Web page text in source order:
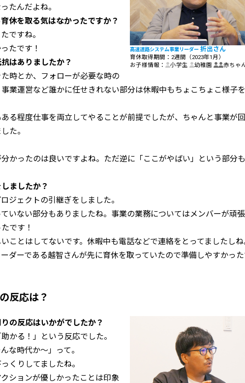
高速道路システム事業リーダー 折出さん
育休取得期間： 2週間（2023年1月）
お子様情報：
小学生 幼稚園 赤ちゃ
たんだよね。
休を取る気はなかったですか？
ですね。
たです！
はありましたか？
時とか、フォローが必要な時の
業運営など誰かに任せきれない部分は休暇中もちょこちょこ様子
ある程度仕事を両立してやることが前提でしたが、ちゃんと事業が
た。
分かったのは良いですよね。ただ逆に「ここがやばい」という部分
ましたか？
ジェクトの引継ぎをしました。
いない部分もありましたね。事業の業務についてはメンバーが頑
です！
ことはしてないです。休暇中も電話などで連絡をとってましたしね
ダーである越智さんが先に育休を取っていたので準備しやすかっ
反応は？
の反応はいかがでしたか？
かる！」という反応でした。
な時代か～」って。
くりしてましたね。
ションが優しかったことは印象